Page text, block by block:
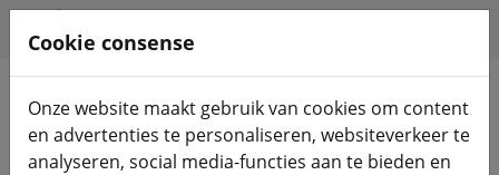
Zoek producten
Cookie consense
Onze website maakt gebruik van cookies om content
en advertenties te personaliseren, websiteverkeer te
analyseren, social media-functies aan te bieden en